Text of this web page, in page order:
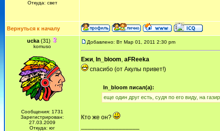
Откуда: свет
Вернуться к началу
ucka (31)
komuso
Сообщения: 1731
Зарегистрирован:
27.03.2009
Откуда: юг
Добавлено: Вт Мар 01, 2011 2:30 pm
Ежи, In_bloom, aFReeka
спасибо (от Акулы привет!)
In_bloom писал(а):
eщe один друг eсть, судя по eго виду, нa
Кто же он?